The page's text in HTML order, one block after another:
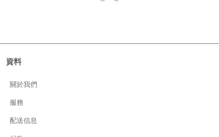
資料
關於我們
服務
配送信息